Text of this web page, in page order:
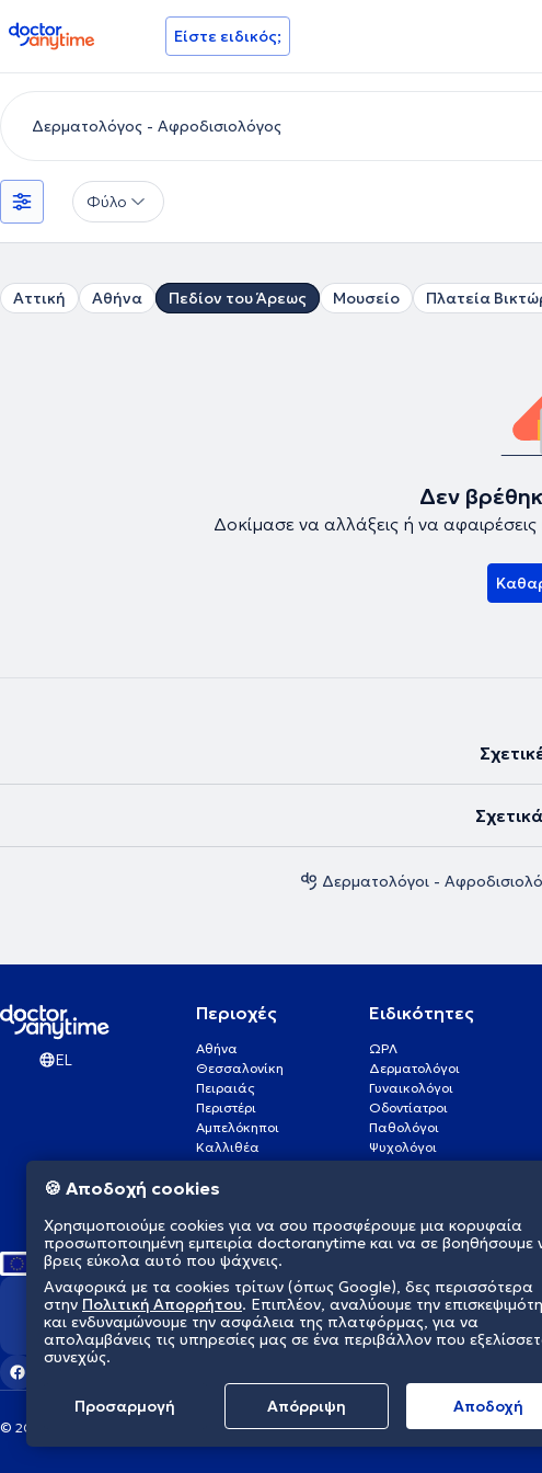
doctoranytime Είστε ειδικός;
Φύλο
Αττική Αθήνα Πεδίον του Άρεως Μουσείο Πλατεία
Δεν
Δοκίμασε να αλλάξεις ή να
Δερματολόγοι -
EL
Περιοχές
Αθήνα
Θεσσαλονίκη
Πειραιάς
Περιστέρι
Αμπελόκηποι
Καλλιθέα
Πάτρα
Γλυφάδα
Νέα Σμύρνη
Ειδικότητες
ΩΡΛ
Δερματολόγοι
Γυναικολόγοι
Οδοντίατροι
Παθολόγοι
Ψυχολόγοι
Οφθαλμίατροι
Καρδιολόγοι
Διαμορφώνουμε το μέλλον της
© 2026 doctoranytime
🍪 Αποδοχή cookies
Χρησιμοποιούμε cookies για να σου προσφέρουμε μια κορυφαία
προσωποποιημένη εμπειρία doctoranytime και να σε βοηθήσουμε
βρεις εύκολα αυτό που ψάχνεις.
Αναφορικά με τα cookies τρίτων (όπως Google), δες περισσότερα
στην Πολιτική Απορρήτου. Επιπλέον, αναλύουμε την
και ενδυναμώνουμε την ασφάλεια της πλατφόρμας, για να
απολαμβάνεις τις υπηρεσίες μας σε ένα περιβάλλον που
συνεχώς.
Προσαρμογή Απόρριψη Aποδοχή